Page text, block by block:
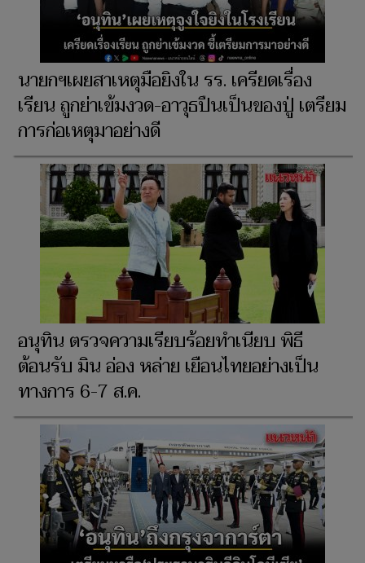
นายกฯเผยสาเหตุมือยิงใน รร. เครียดเรื่อง
เรียน ถูกย่าเข้มงวด-อาวุธปืนเป็นของปู่ เตรียม
การก่อเหตุมาอย่างดี
อนุทิน ตรวจความเรียบร้อยทำเนียบ พิธี
ต้อนรับ มิน อ่อง หล่าย เยือนไทยอย่างเป็น
ทางการ 6-7 ส.ค.